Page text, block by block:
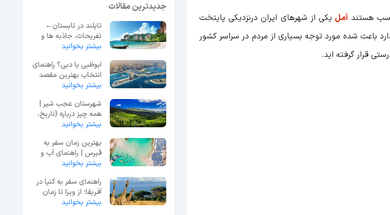
هستند آملیکی از شهرهای ایران درنزدیکی پایتخت
باعث شده مورد توجه بسیاری از مردم در سراسر کشور
قرار گرفته اید.
جدیدترین مقالات
تایلند در تابستان←
تفریحات، جاذبه ها و
بررسی آب و هوا
بیشتر بخوانید
ابوظبی یا دبی؟ راهنمای
انتخاب بهترین مقصد
سفر در امارات
بیشتر بخوانید
شهرستان عجب شیر |
همه چیز درباره {تاریخ،
فرهنگ، جاذبه‌ها}
بیشتر بخوانید
بهترین زمان سفر به
قبرس | راهنمای آب و
هوا و هزینه‌ها
بیشتر بخوانید
راهنمای سفر به کنیا در
آفریقا؛ از ویزا تا زمان
سفر
بیشتر بخوانید